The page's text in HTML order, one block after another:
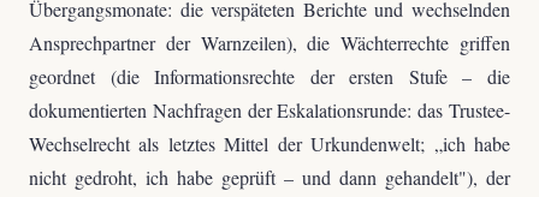
Übergangsmonate: die verspäteten Berichte und wechselnden
Ansprechpartner der Warnzeilen), die Wächterrechte griffen
geordnet (die Informationsrechte der ersten Stufe – die
dokumentierten Nachfragen der Eskalationsrunde: das Trustee-
Wechselrecht als letztes Mittel der Urkundenwelt; „ich habe
nicht gedroht, ich habe geprüft – und dann gehandelt"), der